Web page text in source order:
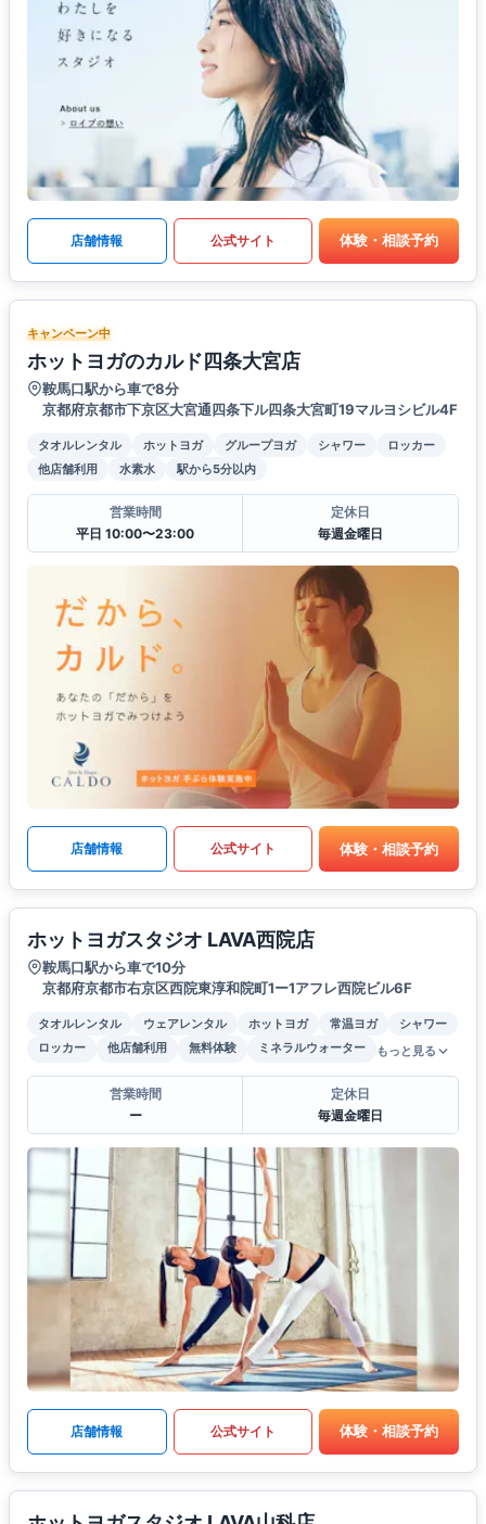
店舗情報 公式サイト 体験・相談予約
キャンペーン中
ホットヨガのカルド四条大宮店
鞍馬口駅から車で8分
京都府京都市下京区大宮通四条下ル四条大宮町19マルヨシビル4F
タオルレンタル ホットヨガ グループヨガ シャワー
ロッカー
他店舗利用
水素水 駅から5分以内
営業時間
平日 10:00〜23:00
定休日
毎週金曜日
店舗情報 公式サイト 体験・相談予約
ホットヨガスタジオ LAVA西院店
鞍馬口駅から車で10分
京都府京都市右京区西院東淳和院町1ー1アフレ西院ビル6F
タオルレンタル ウェアレンタル ホットヨガ 常温ヨガ
シャワー
ロッカー
他店舗利用 無料体験 ミネラルウォーター もっと見る
営業時間
ー
定休日
毎週金曜日
店舗情報 公式サイト 体験・相談予約